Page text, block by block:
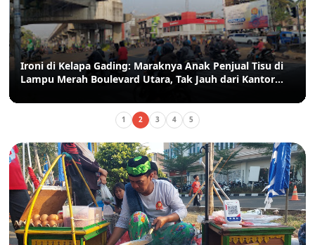
Ironi di Kelapa Gading: Maraknya Anak Penjual Tisu di
Lampu Merah Boulevard Utara, Tak Jauh dari Kantor
1 2 3 4 5